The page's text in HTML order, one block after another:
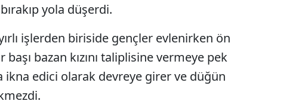
Çanakkale
Çankırı
yola düşerdi.
işlerden biriside gençler evlenirken ön
bazan kızını taliplisine vermeye pek
edici olarak devreye girer ve düğün